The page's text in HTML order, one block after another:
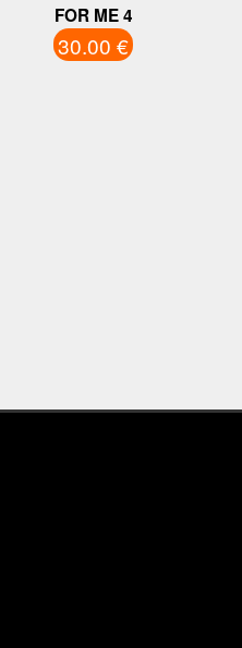
FOR ME 4
30.00 €